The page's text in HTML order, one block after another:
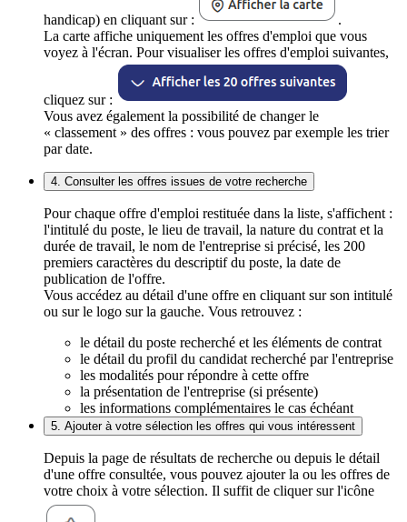
handicap) en cliquant sur :
.
La carte affiche uniquement les offres d'emploi que vous
voyez à l'écran. Pour visualiser les offres d'emploi suivantes,
cliquez sur :
Vous avez également la possibilité de changer le
« classement » des offres : vous pouvez par exemple les trier
par date.
4. Consulter les offres issues de votre recherche
Pour chaque offre d'emploi restituée dans la liste, s'affichent :
l'intitulé du poste, le lieu de travail, la nature du contrat et la
durée de travail, le nom de l'entreprise si précisé, les 200
premiers caractères du descriptif du poste, la date de
publication de l'offre.
Vous accédez au détail d'une offre en cliquant sur son intitulé
ou sur le logo sur la gauche. Vous retrouvez :
le détail du poste recherché et les éléments de contrat
le détail du profil du candidat recherché par l'entreprise
les modalités pour répondre à cette offre
la présentation de l'entreprise (si présente)
les informations complémentaires le cas échéant
5. Ajouter à votre sélection les offres qui vous intéressent
Depuis la page de résultats de recherche ou depuis le détail
d'une offre consultée, vous pouvez ajouter la ou les offres de
votre choix à votre sélection. Il suffit de cliquer sur l'icône